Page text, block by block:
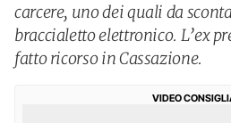
carcere, uno dei quali da
braccialetto elettronico. L’ex
fatto ricorso in Cassazione.
VIDEO